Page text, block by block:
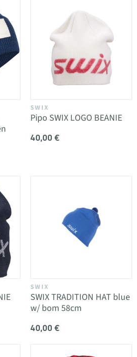
SWIX
Pipo SWIX LOGO BEANIE
40,00 €
SWIX
SWIX TRADITION HAT blue
w/ bom 58cm
40,00 €